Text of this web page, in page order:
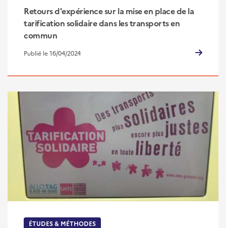
Retours d'expérience sur la mise en place de la
tarification solidaire dans les transports en
commun
Publié le 16/04/2024
ÉTUDES & MÉTHODES